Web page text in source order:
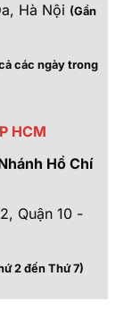
Hà Nội (Gần
các ngày trong
HCM
Hồ Chí
Quận 10 -
2 đến Thứ 7)